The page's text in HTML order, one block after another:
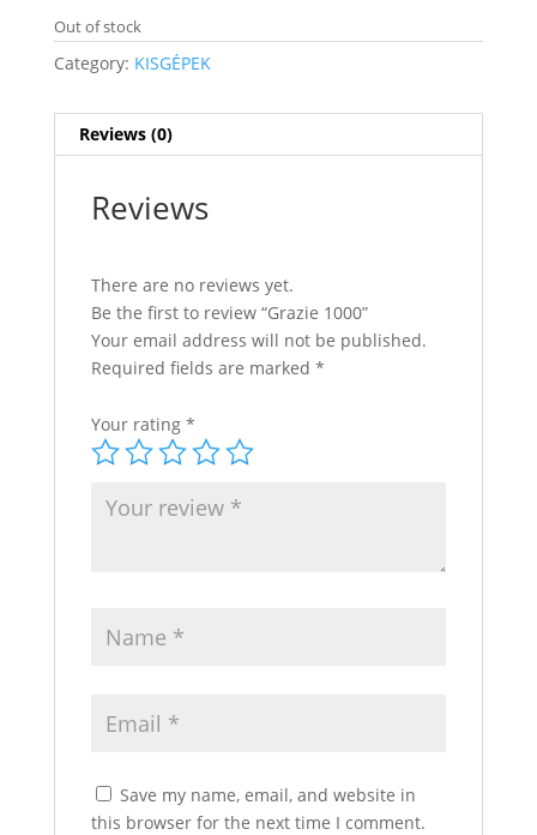
Out of stock
Category: KISGÉPEK
Reviews (0)
Reviews
There are no reviews yet.
Be the first to review “Grazie 1000”
Your email address will not be published.
Required fields are marked *
Your rating *
Save my name, email, and website in
this browser for the next time I comment.